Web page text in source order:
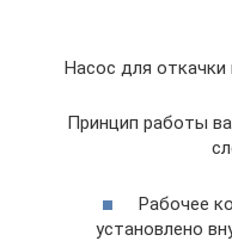
Насос для
Принцип работы
Рабочее
установлено